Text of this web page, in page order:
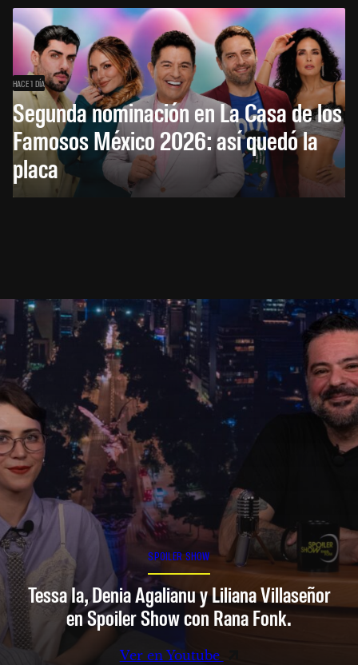
HACE 1 DÍA
Segunda nominación en La Casa de los
Famosos México 2026: así quedó la
placa
SPOILER SHOW
Tessa Ia, Denia Agalianu y Liliana Villaseñor
en Spoiler Show con Rana Fonk.
Ver en Youtube